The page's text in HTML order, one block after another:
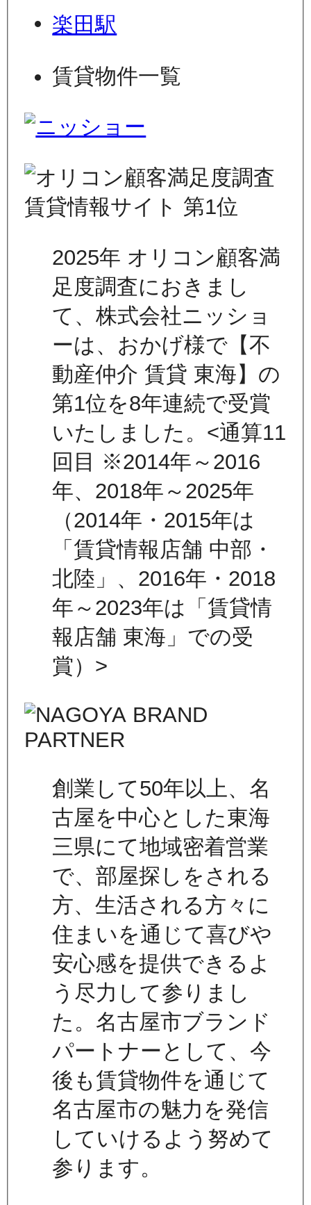
楽田駅
賃貸物件一覧
2025年 オリコン顧客満
足度調査におきまし
て、株式会社ニッショ
ーは、おかげ様で【不
動産仲介 賃貸 東海】の
第1位を8年連続で受賞
いたしました。<通算11
回目 ※2014年～2016
年、2018年～2025年
（2014年・2015年は
「賃貸情報店舗 中部・
北陸」、2016年・2018
年～2023年は「賃貸情
報店舗 東海」での受
賞）>
創業して50年以上、名
古屋を中心とした東海
三県にて地域密着営業
で、部屋探しをされる
方、生活される方々に
住まいを通じて喜びや
安心感を提供できるよ
う尽力して参りまし
た。名古屋市ブランド
パートナーとして、今
後も賃貸物件を通じて
名古屋市の魅力を発信
していけるよう努めて
参ります。